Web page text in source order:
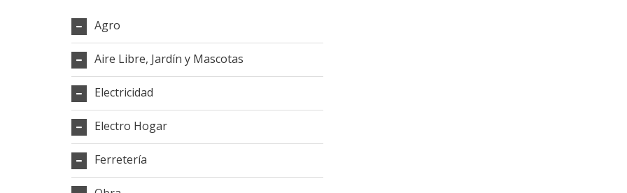
Agro
Aire Libre, Jardín y Mascotas
Electricidad
Electro Hogar
Ferretería